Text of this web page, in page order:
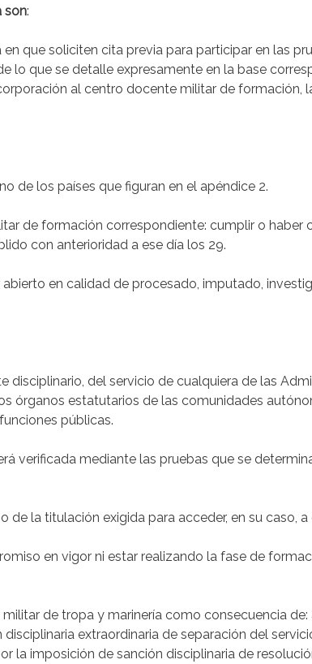
son:
que soliciten cita previa para participar en las
lo que se detalle expresamente en la base
al centro docente militar de formación,
de los países que figuran en el apéndice 2.
de formación correspondiente: cumplir o haber
con anterioridad a ese día los 29.
en calidad de procesado, imputado,
disciplinario, del servicio de cualquiera de las
órganos estatutarios de las comunidades
públicas.
verificada mediante las pruebas que se
de la titulación exigida para acceder, en su caso,
en vigor ni estar realizando la fase de
de tropa y marinería como consecuencia de:
extraordinaria de separación del
la imposición de sanción disciplinaria de